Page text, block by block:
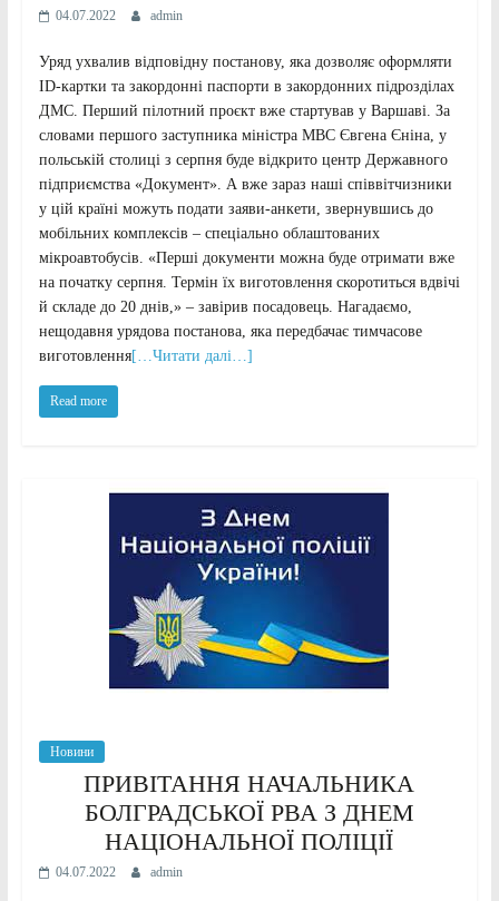
04.07.2022 admin
Уряд ухвалив відповідну постанову, яка дозволяє оформляти
ID-картки та закордонні паспорти в закордонних підрозділах
ДМС. Перший пілотний проєкт вже стартував у Варшаві. За
словами першого заступника міністра МВС Євгена Єніна, у
польській столиці з серпня буде відкрито центр Державного
підприємства «Документ». А вже зараз наші співвітчизники
у цій країні можуть подати заяви-анкети, звернувшись до
мобільних комплексів – спеціально облаштованих
мікроавтобусів. «Перші документи можна буде отримати вже
на початку серпня. Термін їх виготовлення скоротиться вдвічі
й складе до 20 днів,» – завірив посадовець. Нагадаємо,
нещодавня урядова постанова, яка передбачає тимчасове
виготовлення[…Читати далі…]
Read more
Новини
ПРИВІТАННЯ НАЧАЛЬНИКА
БОЛГРАДСЬКОЇ РВА З ДНЕМ
НАЦІОНАЛЬНОЇ ПОЛІЦІЇ
04.07.2022 admin